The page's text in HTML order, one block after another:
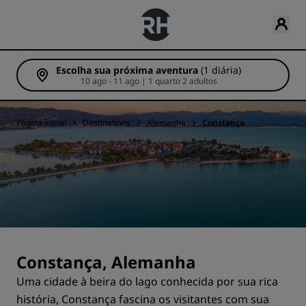
Escolha sua próxima aventura (1 diária)
10 ago - 11 ago | 1 quarto 2 adultos
Página inicial Destinations Alemanha Constança
Constança, Alemanha
Uma cidade à beira do lago conhecida por sua rica
história, Constança fascina os visitantes com sua